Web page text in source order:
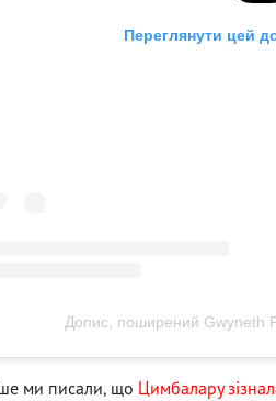
Переглянути цей
Допис, поширений Gwyneth
ми писали, що Цимбалару